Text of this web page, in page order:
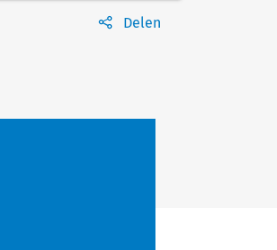
Delen